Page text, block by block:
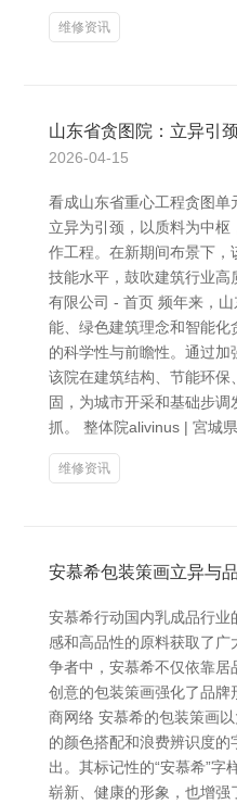
维修资讯
山东省贪图院：立异引
2026-04-15
看成山东省重心工程贪图单
立异为引颈，以质料为中
作工程。在新期间布景下，
技能水平，鼓吹建筑行业
有限公司 - 首页 频年来，
能、绿色建筑理念和智能化
的科学性与前瞻性。通过加
该院在建筑结构、节能环保
固，为城市开采和基础步
抓。 整体院alivinus | 宮城
维修资讯
安慕希包装策画立异与
安慕希行动国内乳成品行业
感和高品性的原料获取了
争者中，安慕希不仅依靠
创意的包装策画强化了品
商网络 安慕希的包装策画
的颜色搭配和浪费辨识度
出。其标记性的“安慕希”字
崭新、健康的形象，也增